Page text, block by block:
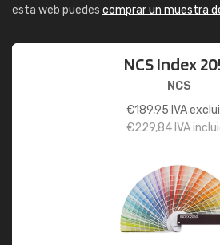
esta web puedes comprar un muestra
NCS Index
NCS
€189,95 IVA
€229,84 IVA